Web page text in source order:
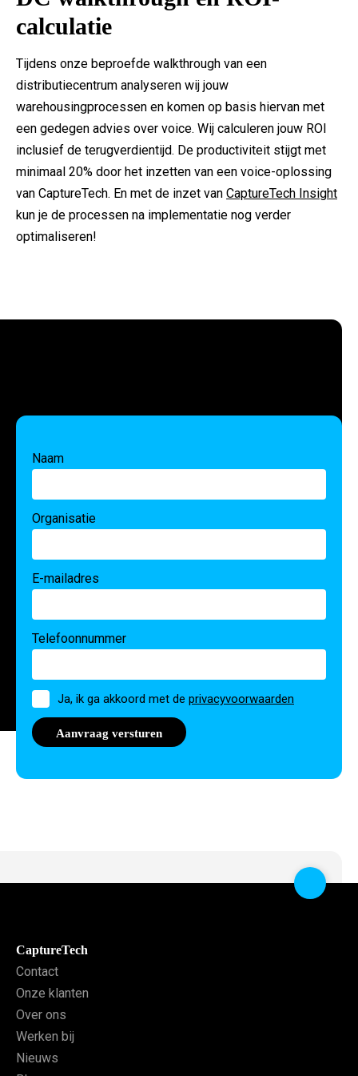
calculatie
Tijdens onze beproefde walkthrough van een
distributiecentrum analyseren wij jouw
warehousingprocessen en komen op basis hiervan met
een gedegen advies over voice. Wij calculeren jouw ROI
inclusief de terugverdientijd. De productiviteit stijgt met
minimaal 20% door het inzetten van een voice-oplossing
van CaptureTech. En met de inzet van CaptureTech Insight
kun je de processen na implementatie nog verder
optimaliseren!
Naam
Organisatie
E-mailadres
Telefoonnummer
Toestemming
Ja, ik ga akkoord met de privacyvoorwaarden
CaptureTech
Contact
Onze klanten
Over ons
Werken bij
Nieuws